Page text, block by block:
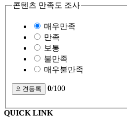
콘텐츠 만족도 조사
매우만족
만족
보통
불만족
매우불만족
0/100
QUICK LINK